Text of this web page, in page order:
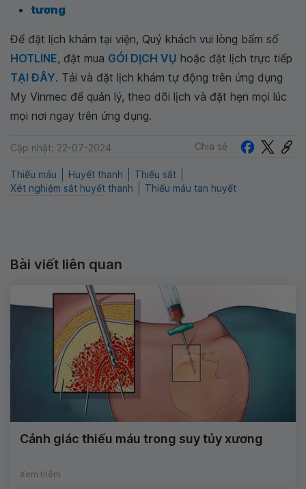
tương
Để đặt lịch khám tại viện, Quý khách vui lòng bấm số
HOTLINE, đặt mua GÓI DỊCH VỤ hoặc đặt lịch trực tiếp
TẠI ĐÂY. Tải và đặt lịch khám tự động trên ứng dụng
My Vinmec để quản lý, theo dõi lịch và đặt hẹn mọi lúc
mọi nơi ngay trên ứng dụng.
Cập nhật: 22-07-2024 Chia sẻ
Thiếu máu Huyết thanh
Thiếu sắt
Xét nghiệm sắt huyết thanh
Thiếu máu tan huyết
Bài viết liên quan
Cảnh giác thiếu máu trong suy tủy xương
Xem thêm